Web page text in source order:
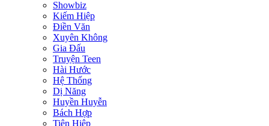
Showbiz
Kiếm Hiệp
Điền Văn
Xuyên Không
Gia Đấu
Truyện Teen
Hài Hước
Hệ Thống
Dị Năng
Huyền Huyễn
Bách Hợp
Tiên Hiệp